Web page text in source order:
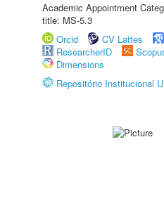
Academic Appointment
title: MS-5.3
Orcid
CV Lattes
ResearcherID
Dimensions
Repositório Institucional